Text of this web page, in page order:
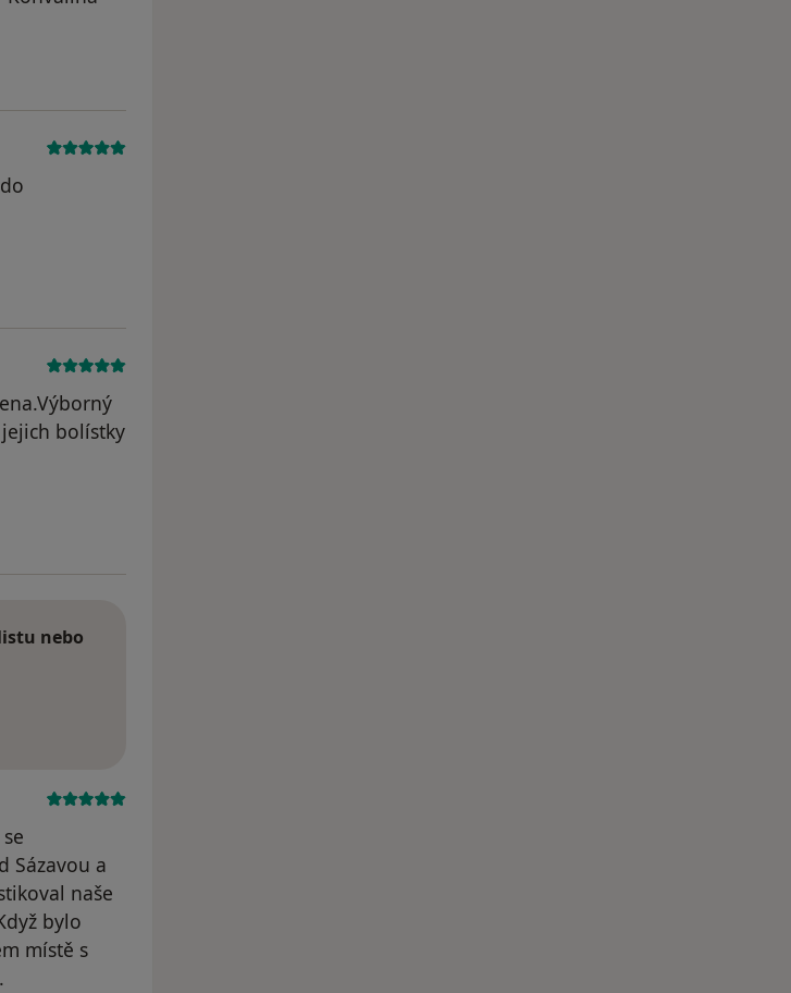
bolístky
nebo
Sázavou a
naše
bylo
místě s